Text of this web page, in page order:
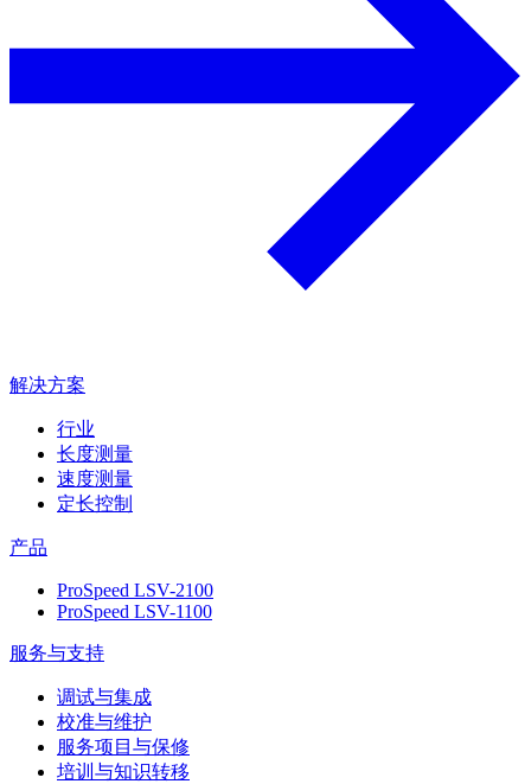
解决方案
行业
长度测量
速度测量
定长控制
产品
ProSpeed LSV-2100
ProSpeed LSV-1100
服务与支持
调试与集成
校准与维护
服务项目与保修
培训与知识转移